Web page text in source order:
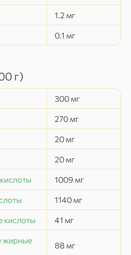
1.2 мг
0.1 мг
г)
300 мг
270 мг
20 мг
20 мг
1009 мг
1140 мг
кислоты 41 мг
жирные
88 мг